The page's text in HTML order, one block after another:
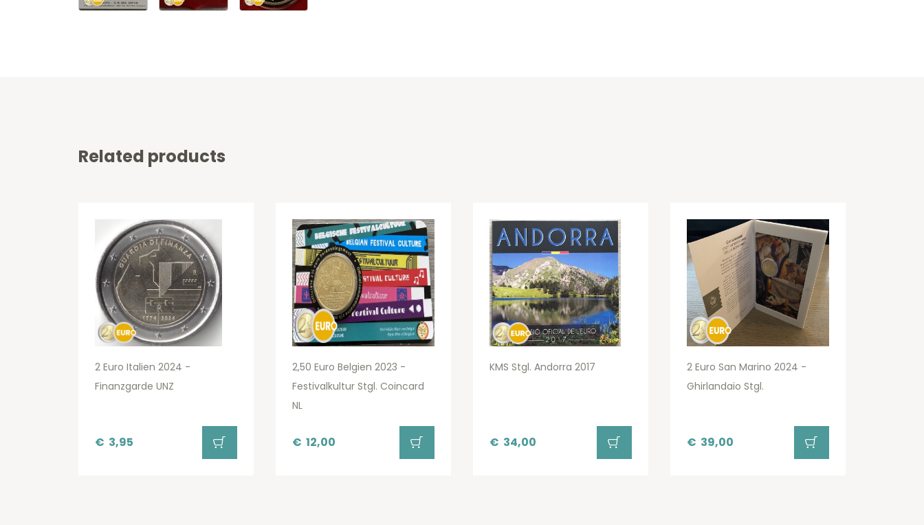
Related products
2 Euro Italien 2024 -
Finanzgarde UNZ
€ 3,95
2,50 Euro Belgien 2023 -
Festivalkultur Stgl. Coincard
NL
€ 12,00
KMS Stgl. Andorra 2017
€ 34,00
2 Euro San Marino 2024 -
Ghirlandaio Stgl.
€ 39,00